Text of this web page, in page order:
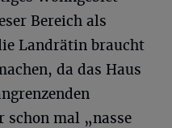
Bereich als
Landrätin braucht
da das Haus
schon mal „nasse